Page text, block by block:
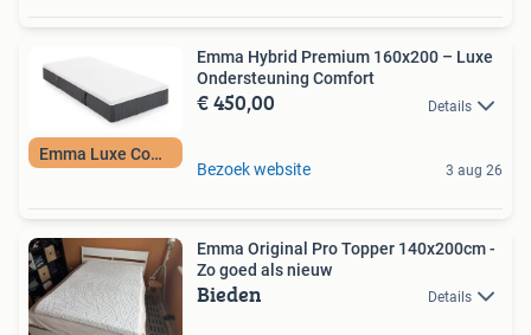
Emma Luxe Comfort
Emma Hybrid Premium 160x200 – Luxe
Ondersteuning Comfort
€ 450,00 Details
Bezoek website 3 aug 26
Emma Original Pro Topper 140x200cm -
Zo goed als nieuw
Bieden Details